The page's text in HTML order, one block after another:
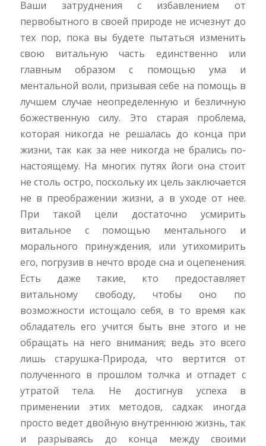
Ваши затруднения с избавлением от
первобытного в своей природе не исчезнут до
тех пор, пока вы будете пытаться изменить
свою витальную часть единственно или
главным образом с помощью ума и
ментальной воли, призывая себе на помощь в
лучшем случае неопределенную и безличную
божественную силу. Это старая проблема,
которая никогда не решалась до конца при
жизни, так как за нее никогда не брались по-
настоящему. На многих путях йоги она стоит
не столь остро, поскольку их цель заключается
не в преображении жизни, а в уходе от нее.
При такой цели достаточно усмирить
витальное с помощью ментального и
морального принуждения, или утихомирить
его, погрузив в нечто вроде сна и оцепенения.
Есть даже такие, кто предоставляет
витальному свободу, чтобы оно по
возможности истощало себя, в то время как
обладатель его учится быть вне этого и не
обращать на него внимания; ведь это всего
лишь старушка-Природа, что вертится от
полученного в прошлом толчка и отпадет с
утратой тела. Не достигнув успеха в
применении этих методов, садхак иногда
просто ведет двойную внутреннюю жизнь, так
и разрываясь до конца между своими